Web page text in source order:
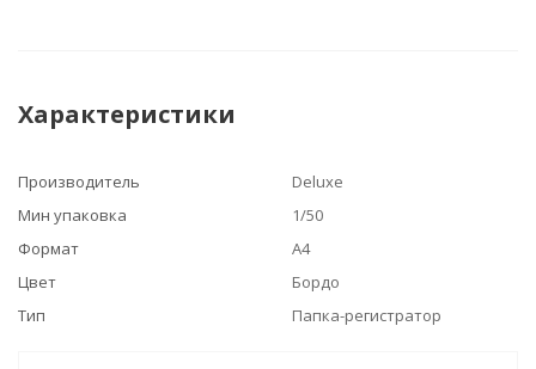
Характеристики
Производитель
Deluxe
Мин упаковка
1/50
Формат
А4
Цвет
Бордо
Тип
Папка-регистратор